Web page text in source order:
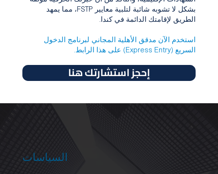
بشكل لا تشوبه شائبة لتلبية معايير FSTP، مما يمهد
الطريق لإقامتك الدائمة في كندا.
استخدم الآن مدقق الأهلية المجاني لبرنامج الدخول
السريع (Express Entry) على هذا الرابط.
إحجز استشارتك هنا
السياسات